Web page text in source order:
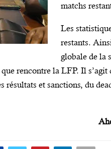
matchs
Les
restants.
globale de la
rencontre la LFP. Il
résultats et sanctions, du